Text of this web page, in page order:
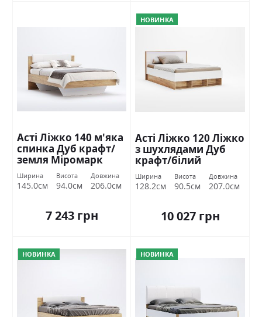
Асті Ліжко 140 м'яка
спинка Дуб крафт/
земля Міромарк
Ширина
145.0см
Висота
94.0см
Довжина
206.0см
7 243 грн
НОВИНКА
Асті Ліжко 120 Ліжко
з шухлядами Дуб
крафт/білий
глянець Міромарк
Ширина
128.2см
Висота
90.5см
Довжина
207.0см
10 027 грн
НОВИНКА НОВИНКА